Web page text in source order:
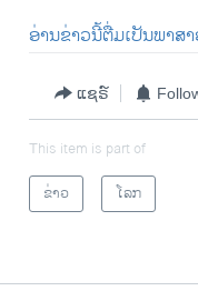
ອ່ານ​ຂ່າວນີ້​ຕື່ມ​ເປັນ​ພາ​ສ
ແຊຣ໌
This item is part of
ຂ່າວ
ໂລກ